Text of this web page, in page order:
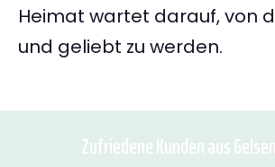
Heimat wartet darauf, von
und geliebt zu werden.
Zufriedene Kunden aus